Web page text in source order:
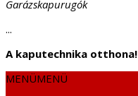
Garázskapurugók
...
A kaputechnika otthona!
MENÜMENÜ